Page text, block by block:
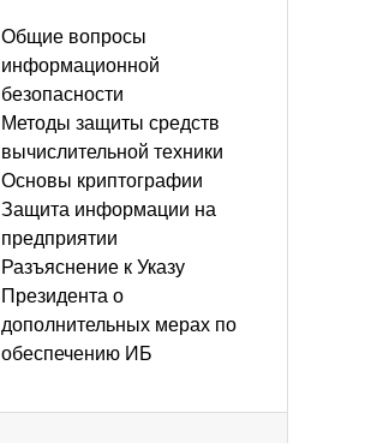
Общие вопросы
информационной
безопасности
Методы защиты средств
вычислительной техники
Основы криптографии
Защита информации на
предприятии
Разъяснение к Указу
Президента о
дополнительных мерах по
обеспечению ИБ